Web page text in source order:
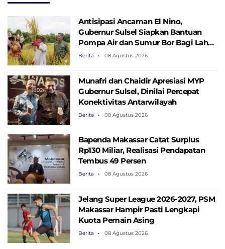
Antisipasi Ancaman El Nino,
Gubernur Sulsel Siapkan Bantuan
Pompa Air dan Sumur Bor Bagi Lahan
Pertanian
Berita 08 Agustus 2026
Munafri dan Chaidir Apresiasi MYP
Gubernur Sulsel, Dinilai Percepat
Konektivitas Antarwilayah
Berita 08 Agustus 2026
Bapenda Makassar Catat Surplus
Rp130 ​​Miliar, Realisasi Pendapatan
Tembus 49 Persen
Berita 08 Agustus 2026
Jelang Super League 2026-2027, PSM
Makassar Hampir Pasti Lengkapi
Kuota Pemain Asing
Berita 08 Agustus 2026